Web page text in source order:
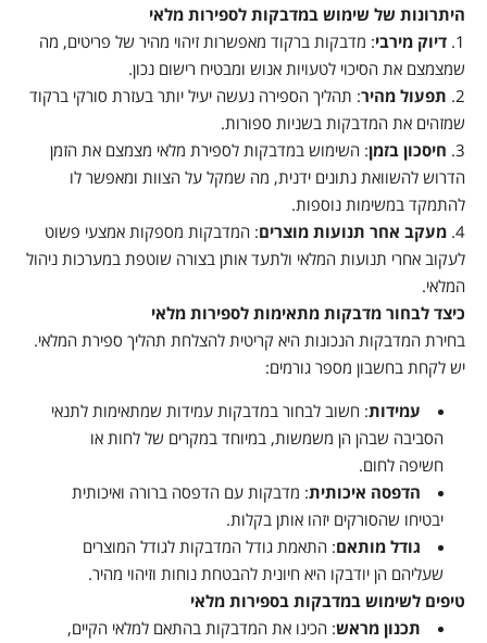
היתרונות של שימוש במדבקות לספירות מלאי
דיוק מירבי: מדבקות ברקוד מאפשרות זיהוי מהיר של פריטים, מה
שמצמצם את הסיכוי לטעויות אנוש ומבטיח רישום נכון.
תפעול מהיר: תהליך הספירה נעשה יעיל יותר בעזרת סורקי ברקוד
שמזהים את המדבקות בשניות ספורות.
חיסכון בזמן: השימוש במדבקות לספירת מלאי מצמצם את הזמן
הדרוש להשוואת נתונים ידנית, מה שמקל על הצוות ומאפשר לו
להתמקד במשימות נוספות.
מעקב אחר תנועות מוצרים: המדבקות מספקות אמצעי פשוט
לעקוב אחרי תנועות המלאי ולתעד אותן בצורה שוטפת במערכות ניהול
המלאי.
כיצד לבחור מדבקות מתאימות לספירות מלאי
בחירת המדבקות הנכונות היא קריטית להצלחת תהליך ספירת המלאי.
יש לקחת בחשבון מספר גורמים:
עמידות: חשוב לבחור במדבקות עמידות שמתאימות לתנאי
הסביבה שבהן הן משמשות, במיוחד במקרים של לחות או
חשיפה לחום.
הדפסה איכותית: מדבקות עם הדפסה ברורה ואיכותית
יבטיחו שהסורקים יזהו אותן בקלות.
גודל מותאם: התאמת גודל המדבקות לגודל המוצרים
שעליהם הן יודבקו היא חיונית להבטחת נוחות וזיהוי מהיר.
טיפים לשימוש במדבקות בספירות מלאי
תכנון מראש: הכינו את המדבקות בהתאם למלאי הקיים,